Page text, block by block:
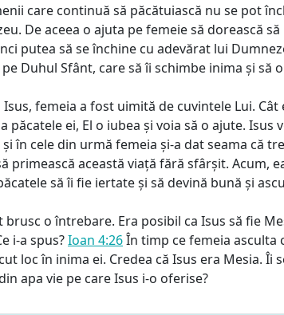
care continuă să păcătuiască nu se pot
De aceea o ajuta pe femeie să dorească
putea să se închine cu adevărat lui
Duhul Sfânt, care să îi schimbe inima și să
femeia a fost uimită de cuvintele Lui. Cât
păcatele ei, El o iubea și voia să o ajute. Isus
în cele din urmă femeia și-a dat seama că
primească această viață fără sfârșit. Acum,
să îi fie iertate și să devină bună și
o întrebare. Era posibil ca Isus să fie
i-a spus?Ioan 4:26În timp ce femeia asculta
loc în inima ei. Credea că Isus era Mesia. Îi
apa vie pe care Isus i-o oferise?